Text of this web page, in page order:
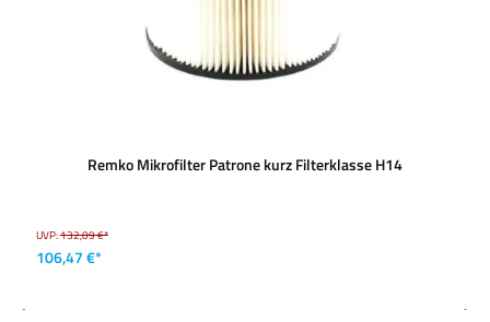
Remko Mikrofilter Patrone kurz Filterklasse H14
UVP:132,09 €*
106,47 €*